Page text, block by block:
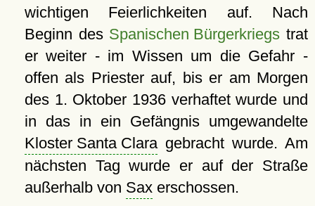
wichtigen Feierlichkeiten auf. Nach
Beginn des Spanischen Bürgerkriegs trat
er weiter - im Wissen um die Gefahr -
offen als Priester auf, bis er am Morgen
des 1. Oktober 1936 verhaftet wurde und
in das in ein Gefängnis umgewandelte
Kloster Santa Claragebracht wurde. Am
nächsten Tag wurde er auf der Straße
außerhalb von Saxerschossen.